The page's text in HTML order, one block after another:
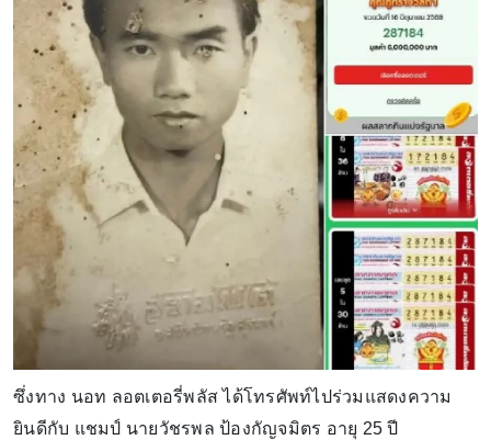
ซึ่งทาง นอท ลอตเตอรี่พลัส ได้โทรศัพท์ไปร่วมแสดงความ
ยินดีกับ แชมป์ นายวัชรพล ป้องกัญจมิตร อายุ 25 ปี